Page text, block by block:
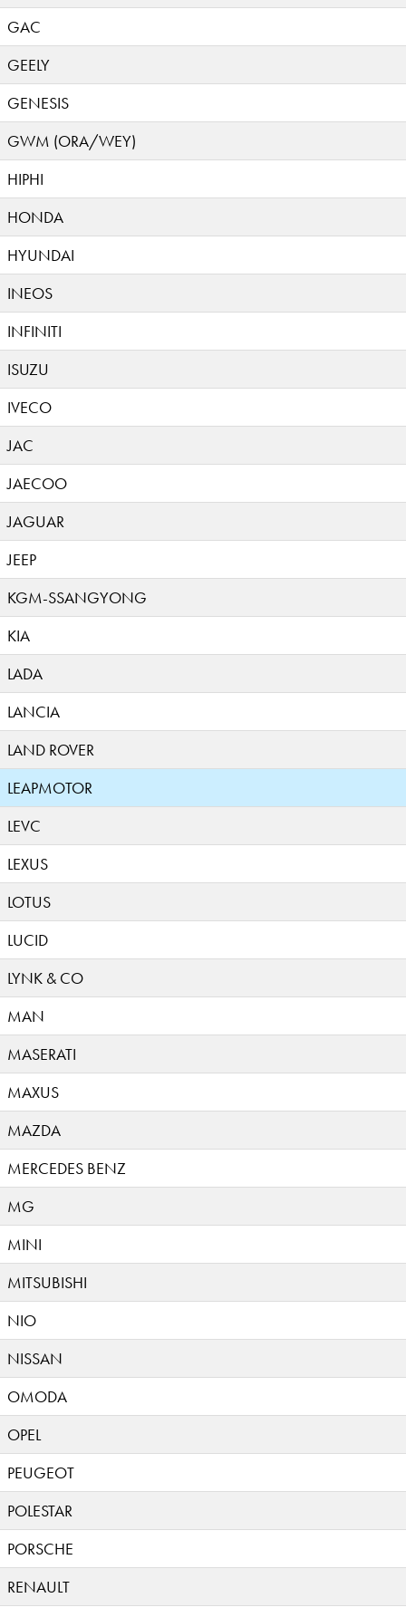
GAC
GEELY
GENESIS
GWM (ORA/WEY)
HIPHI
HONDA
HYUNDAI
INEOS
INFINITI
ISUZU
IVECO
JAC
JAECOO
JAGUAR
JEEP
KGM-SSANGYONG
KIA
LADA
LANCIA
LAND ROVER
LEAPMOTOR
LEVC
LEXUS
LOTUS
LUCID
LYNK & CO
MAN
MASERATI
MAXUS
MAZDA
MERCEDES BENZ
MG
MINI
MITSUBISHI
NIO
NISSAN
OMODA
OPEL
PEUGEOT
POLESTAR
PORSCHE
RENAULT